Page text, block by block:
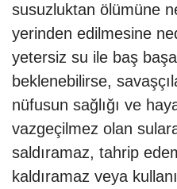
susuzluktan ölümüne
yerinden edilmesine
yetersiz su ile baş başa
beklenebilirse,
nüfusun sağlığı ve
vazgeçilmez olan
saldıramaz, tahrip
kaldıramaz veya